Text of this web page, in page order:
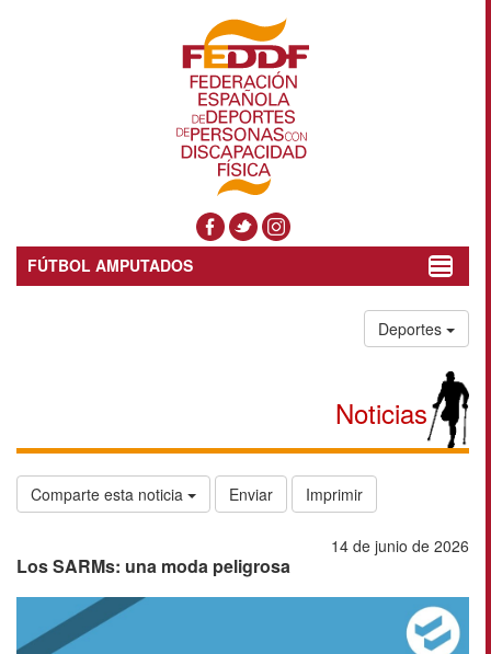
FÚTBOL AMPUTADOS
Toggle
Deportes
Noticias
Comparte esta noticia Enviar Imprimir
14 de junio de 2026
Los SARMs: una moda peligrosa